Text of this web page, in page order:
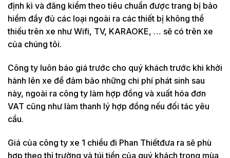
định kì và đăng kiểm theo tiêu chuẩn được trang bị bảo
hiểm đầy đủ các loại ngoài ra các thiết bị không thể
thiếu trên xe như Wifi, TV, KARAOKE, … sẽ có trên xe
của chúng tôi.
Công ty luôn báo giá trước cho quý khách trước khi khởi
hành lên xe để đảm bảo những chi phí phát sinh sau
này, ngoài ra công ty làm hợp đồng và xuất hóa đơn
VAT cũng như làm thanh lý hợp đồng nếu đối tác yêu
cầu.
Giá của công ty xe 1 chiều đi Phan Thiếtđưa ra sẽ phù
hợp theo thị trường và túi tiền của quý khách trong mùa